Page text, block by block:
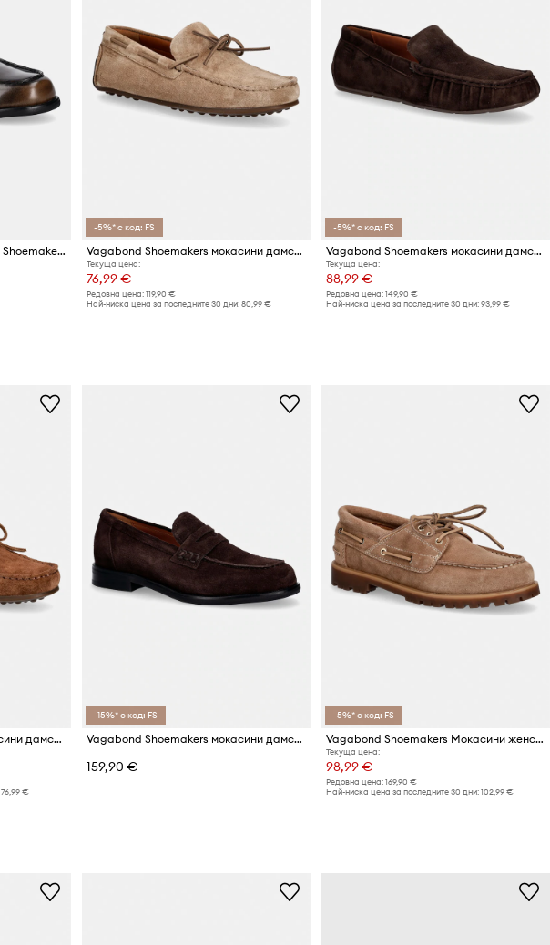
Кожени мокасини Vagabond Shoemakers LINN
-5%* с код: FS
Vagabond Shoemakers мокасини дамски от велур Larissa
Текуща цена:
76,99 €
Редовна цена: 119,90 €
Най-ниска цена за последните 30 дни: 80,99 €
-5%* с код: FS
Vagabond Shoemakers мокасини дамски от велур MIKA
Текуща цена:
88,99 €
Редовна цена: 149,90 €
Най-ниска цена за последните 30 дни: 93,99 €
Vagabond Shoemakers мокасини дамски от велур LARISSA
76,99 €
-15%* с код: FS
Vagabond Shoemakers мокасини дамски от велур LINN
159,90 €
-5%* с код: FS
Vagabond Shoemakers Мокасини женски велурени JOSLYN
Текуща цена:
98,99 €
Редовна цена: 169,90 €
Най-ниска цена за последните 30 дни: 102,99 €